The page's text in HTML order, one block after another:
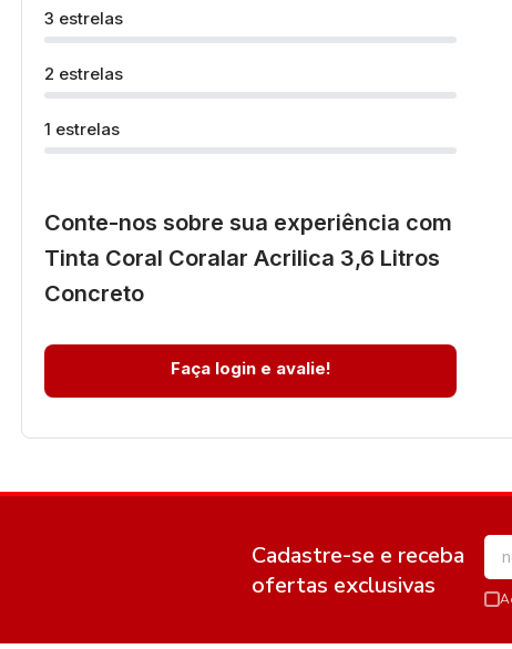
3 estrelas
2 estrelas
1 estrelas
Conte-nos sobre sua experiência com
Tinta Coral Coralar Acrilica 3,6 Litros
Concreto
Faça login e avalie!
Cadastre-se e receba
ofertas exclusivas